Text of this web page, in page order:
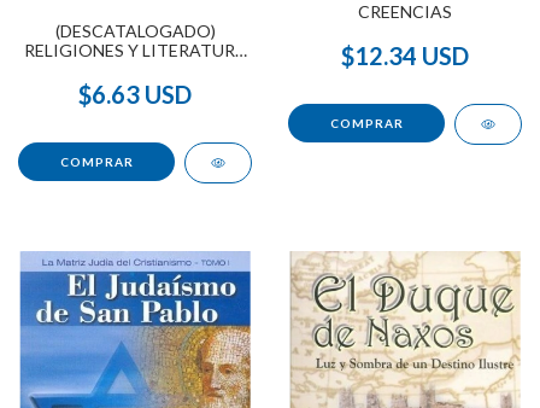
(DESCATALOGADO)
RELIGIONES Y LITERATURA
$6.63 USD
CREENCIAS
$12.34 USD